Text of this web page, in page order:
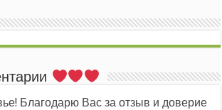
Благодарю Вас за отзыв и доверие